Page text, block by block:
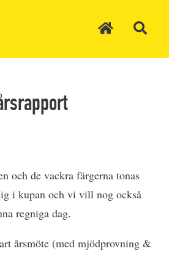
och de vackra färgerna tonas
i kupan och vi vill nog också
regniga dag.
årsmöte (med mjödprovning &